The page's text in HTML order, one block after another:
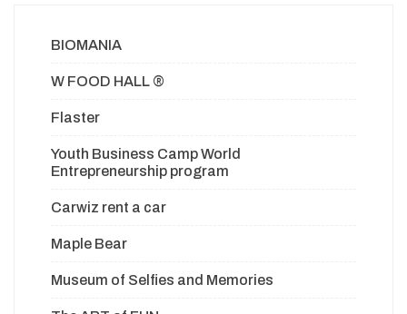
BIOMANIA
W FOOD HALL ®
Flaster
Youth Business Camp World
Entrepreneurship program
Carwiz rent a car
Maple Bear
Museum of Selfies and Memories